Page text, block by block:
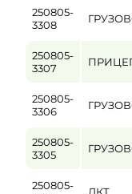
250805-
3308
250805-
3307
250805-
3306
250805-
3305
250805-